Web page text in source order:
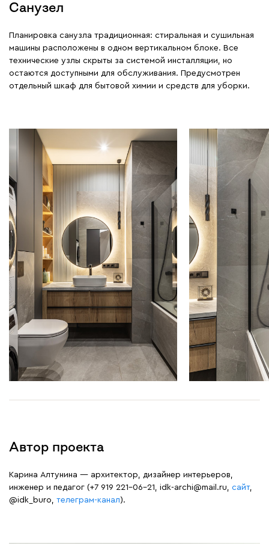
Санузел
Планировка санузла традиционная: стиральная и сушильная
машины расположены в одном вертикальном блоке. Все
технические узлы скрыты за системой инсталляции, но
остаются доступными для обслуживания. Предусмотрен
отдельный шкаф для бытовой химии и средств для уборки.
Автор проекта
Карина Алтунина — архитектор, дизайнер интерьеров,
инженер и педагог (+7 919 221-06-21, idk-archi@mail.ru, сайт,
@idk_buro, телеграм-канал).